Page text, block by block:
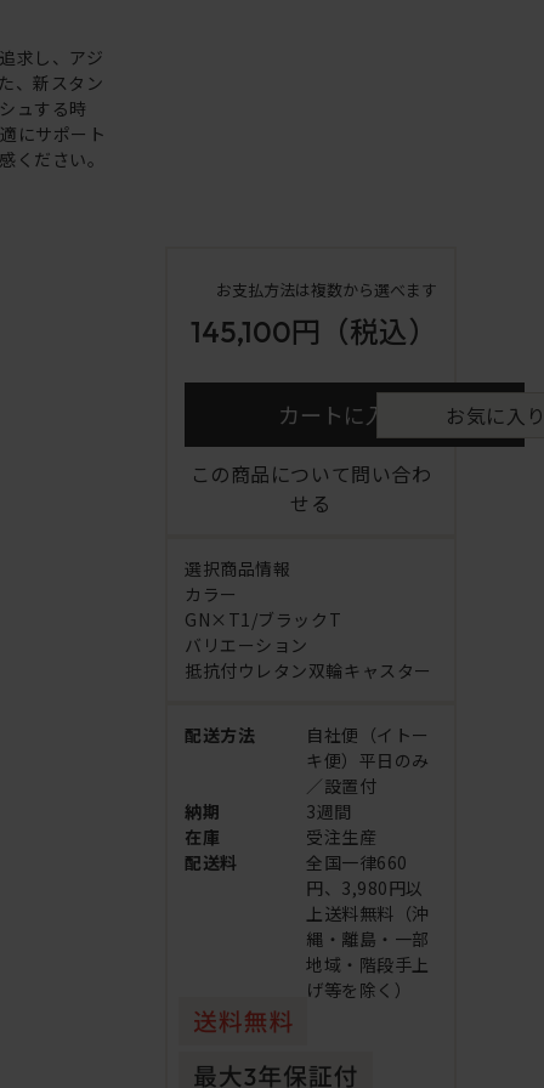
求し、アジ
、新スタン
ュする時
にサポート
ください。
お支払方法は複数から選べます
145,100円 （税込）
カートに入れる お気に入
この商品について問い合わ
せる
選択商品情報
カラー
GN×T1/ブラックT
バリエーション
抵抗付ウレタン双輪キャスター
配送方法
自社便（イトー
キ便）平日のみ
／設置付
納期
3週間
在庫
受注生産
配送料
全国一律660
円、3,980円以
上送料無料（沖
縄・離島・一部
地域・階段手上
げ等を除く）